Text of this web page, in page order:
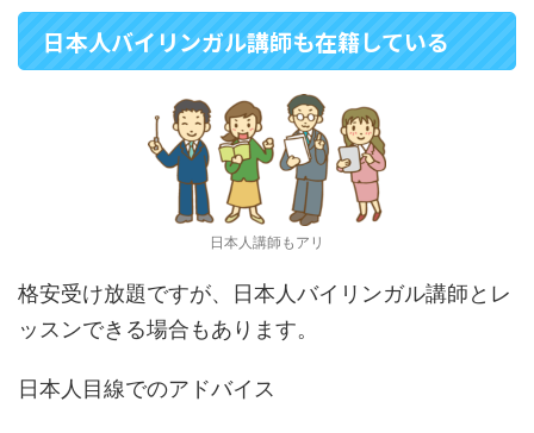
日本人バイリンガル講師も在籍している
日本人講師もアリ
格安受け放題ですが、日本人バイリンガル講師とレ
ッスンできる場合もあります。
日本人目線でのアドバイス